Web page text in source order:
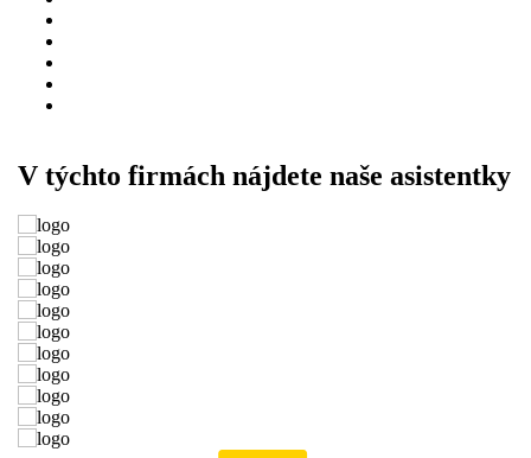
V týchto firmách nájdete naše asistentky